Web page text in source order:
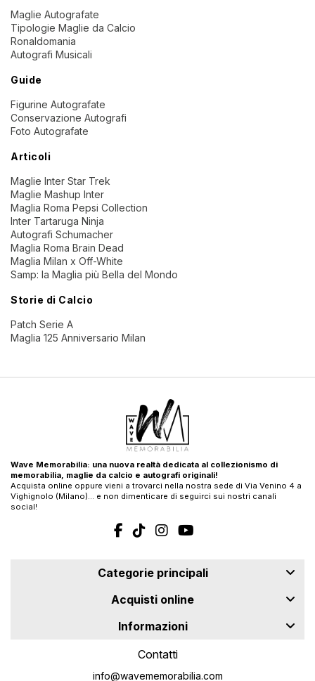
Maglie Autografate
Tipologie Maglie da Calcio
Ronaldomania
Autografi Musicali
Guide
Figurine Autografate
Conservazione Autografi
Foto Autografate
Articoli
Maglie Inter Star Trek
Maglie Mashup Inter
Maglia Roma Pepsi Collection
Inter Tartaruga Ninja
Autografi Schumacher
Maglia Roma Brain Dead
Maglia Milan x Off-White
Samp: la Maglia più Bella del Mondo
Storie di Calcio
Patch Serie A
Maglia 125 Anniversario Milan
Wave Memorabilia: una nuova realtà dedicata al collezionismo di
memorabilia, maglie da calcio e autografi originali!
Acquista online oppure vieni a trovarci nella nostra sede di Via Venino 4 a
Vighignolo (Milano)… e non dimenticare di seguirci sui nostri canali
social!
Categorie principali
Acquisti online
Informazioni
Contatti
info@wavememorabilia.com